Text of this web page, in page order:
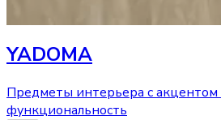
YADOMA
Предметы интерьера с акцентом
функциональность